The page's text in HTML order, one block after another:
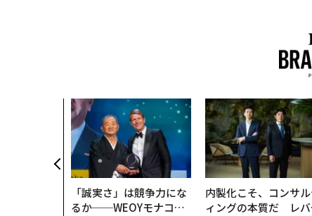
「誠実さ」は競争力にな
るか──WEOYモナコで
内製化こそ、コンサ
ィングの本質だ レバ